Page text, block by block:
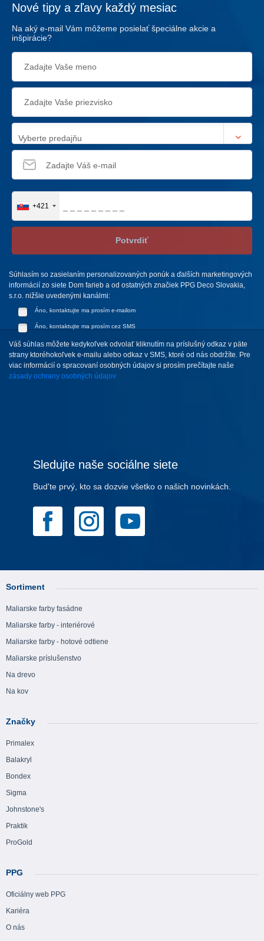
Nové tipy a zľavy každý mesiac
Na aký e-mail Vám môžeme posielať špeciálne akcie a
inšpirácie?
Vyberte predajňu
+421
Potvrdiť
Súhlasím so zasielaním personalizovaných ponúk a ďalších marketingových
informácií zo siete Dom farieb a od ostatných značiek PPG Deco Slovakia,
s.r.o. nižšie uvedenými kanálmi:
Áno, kontaktujte ma prosím e-mailom
Áno, kontaktujte ma prosím cez SMS
Váš súhlas môžete kedykoľvek odvolať kliknutím na príslušný odkaz v päte
strany ktoréhokoľvek e-mailu alebo odkaz v SMS, ktoré od nás obdržíte. Pre
viac informácií o spracovaní osobných údajov si prosím prečítajte naše
zásady ochrany osobných údajov
Sledujte naše sociálne siete
Bud'te prvý, kto sa dozvie všetko o našich novinkách.
Sortiment
Maliarske farby fasádne
Maliarske farby - interiérové
Maliarske farby - hotové odtiene
Maliarske príslušenstvo
Na drevo
Na kov
Značky
Primalex
Balakryl
Bondex
Sigma
Johnstone's
Praktik
ProGold
PPG
Oficiálny web PPG
Kariéra
O nás